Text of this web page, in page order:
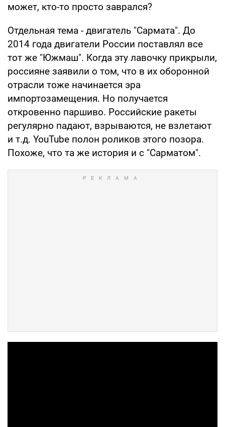
может, кто-то просто заврался?
Отдельная тема - двигатель "Сармата". До
2014 года двигатели России поставлял все
тот же "Южмаш". Когда эту лавочку прикрыли,
россияне заявили о том, что в их оборонной
отрасли тоже начинается эра
импортозамещения. Но получается
откровенно паршиво. Российские ракеты
регулярно падают, взрываются, не взлетают
и т.д. YouTube полон роликов этого позора.
Похоже, что та же история и с "Сарматом".